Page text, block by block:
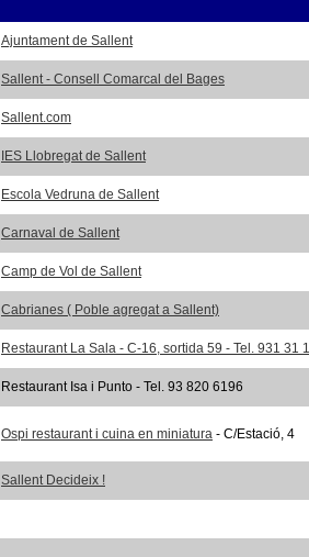
Ajuntament de Sallent
Sallent - Consell Comarcal del Bages
Sallent.com
IES Llobregat de Sallent
Escola Vedruna de Sallent
Carnaval de Sallent
Camp de Vol de Sallent
Cabrianes ( Poble agregat a Sallent)
Restaurant La Sala - C-16, sortida 59 - Tel. 931 31
Restaurant Isa i Punto - Tel. 93 820 6196
Ospi restaurant i cuina en miniatura - C/Estació, 4
Sallent Decideix !